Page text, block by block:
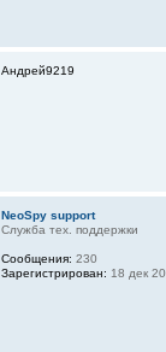
Андрей9219
NeoSpy support
Служба тех. поддержки
Сообщения: 230
Зарегистрирован: 18 дек